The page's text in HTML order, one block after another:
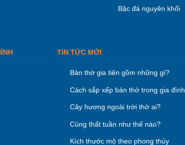
Bậc đá nguyên khối
TIN TỨC MỚI
Bàn thờ gia tiên gồm những gì?
Cách sắp xếp bàn thờ trong gia đình
Cây hương ngoài trời thờ ai?
Cúng thất tuần như thế nào?
Kích thước mộ theo phong thủy